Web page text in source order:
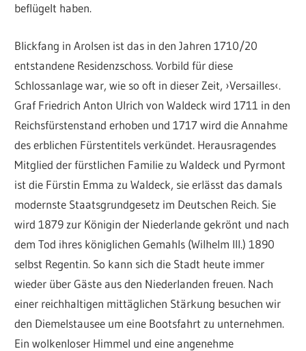
beflügelt haben.
Blickfang in Arolsen ist das in den Jahren 1710/20
entstandene Residenzschoss. Vorbild für diese
Schlossanlage war, wie so oft in dieser Zeit, ›Versailles‹.
Graf Friedrich Anton Ulrich von Waldeck wird 1711 in den
Reichsfürstenstand erhoben und 1717 wird die Annahme
des erblichen Fürstentitels verkündet. Herausragendes
Mitglied der fürstlichen Familie zu Waldeck und Pyrmont
ist die Fürstin Emma zu Waldeck, sie erlässt das damals
modernste Staatsgrundgesetz im Deutschen Reich. Sie
wird 1879 zur Königin der Niederlande gekrönt und nach
dem Tod ihres königlichen Gemahls (Wilhelm III.) 1890
selbst Regentin. So kann sich die Stadt heute immer
wieder über Gäste aus den Niederlanden freuen. Nach
einer reichhaltigen mittäglichen Stärkung besuchen wir
den Diemelstausee um eine Bootsfahrt zu unternehmen.
Ein wolkenloser Himmel und eine angenehme